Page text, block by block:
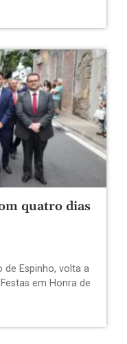
quatro dias
de Espinho, volta a
em Honra de